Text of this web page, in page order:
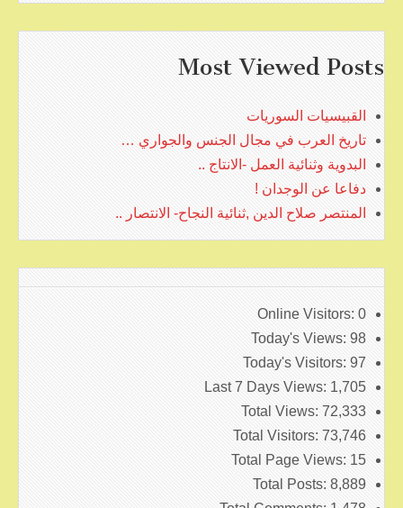
Most Viewed Posts
القبيسيات السوريات
تاريخ العرب في مجال الجنس والجواري …
البدوية وثنائية العمل -الانتاج ..
دفاعا عن الوجدان !
المنتصر صلاح الدين ,ثنائية النجاح- الانتصار ..
Online Visitors: 0
Today's Views: 98
Today's Visitors: 97
Last 7 Days Views: 1,705
Total Views: 72,333
Total Visitors: 73,746
Total Page Views: 15
Total Posts: 8,889